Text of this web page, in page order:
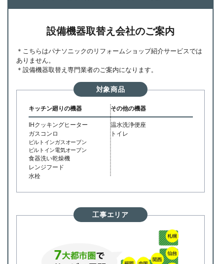
設備機器取替え会社のご案内
こちらはパナソニックのリフォームショップ紹介サービスでは
ありません。
設備機器取替え専門業者のご案内になります。
キッチン廻りの機器
IHクッキングヒーター
ガスコンロ
ビルトインガスオーブン
ビルトイン電気オーブン
食器洗い乾燥機
レンジフード
水栓
その他の機器
温水洗浄便座
トイレ
対象商品
工事エリア